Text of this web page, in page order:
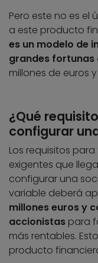
Pero este no es
a este producto
es un modelo de
grandes fortunas
millones de euros
¿Qué
configurar
Los requisitos
exigentes que
configurar una
variable deberá
millones euros y
accionistas para
más rentables.
producto